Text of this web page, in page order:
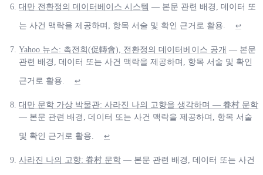
대만 전환정의 데이터베이스 시스템 — 본문 관련 배경, 데이터 또
는 사건 맥락을 제공하며, 항목 서술 및 확인 근거로 활용. ↩
Yahoo 뉴스: 촉전회(促轉會), 전환정의 데이터베이스 공개 — 본문
관련 배경, 데이터 또는 사건 맥락을 제공하며, 항목 서술 및 확인
근거로 활용. ↩
대만 문학 가상 박물관: 사라진 나의 고향을 생각하며 — 眷村 문학
— 본문 관련 배경, 데이터 또는 사건 맥락을 제공하며, 항목 서술
및 확인 근거로 활용. ↩
사라진 나의 고향: 眷村 문학 — 본문 관련 배경, 데이터 또는 사건